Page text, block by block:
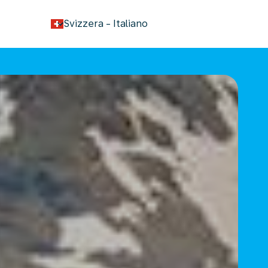
Svizzera - Italiano
keyboard_arrow_down